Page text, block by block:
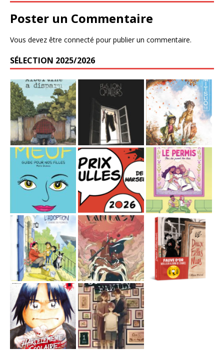
Poster un Commentaire
Vous devez être connecté pour publier un commentaire.
SÉLECTION 2025/2026